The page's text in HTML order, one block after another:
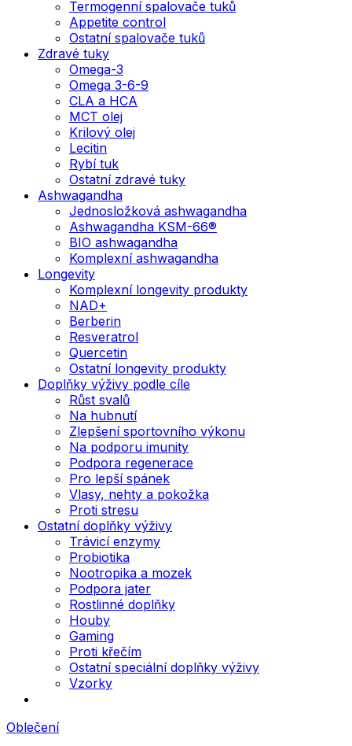
Termogenní spalovače tuků
Appetite control
Ostatní spalovače tuků
Zdravé tuky
Omega-3
Omega 3-6-9
CLA a HCA
MCT olej
Krilový olej
Lecitin
Rybí tuk
Ostatní zdravé tuky
Ashwagandha
Jednosložková ashwagandha
Ashwagandha KSM-66®
BIO ashwagandha
Komplexní ashwagandha
Longevity
Komplexní longevity produkty
NAD+
Berberin
Resveratrol
Quercetin
Ostatní longevity produkty
Doplňky výživy podle cíle
Růst svalů
Na hubnutí
Zlepšení sportovního výkonu
Na podporu imunity
Podpora regenerace
Pro lepší spánek
Vlasy, nehty a pokožka
Proti stresu
Ostatní doplňky výživy
Trávicí enzymy
Probiotika
Nootropika a mozek
Podpora jater
Rostlinné doplňky
Houby
Gaming
Proti křečím
Ostatní speciální doplňky výživy
Vzorky
Oblečení